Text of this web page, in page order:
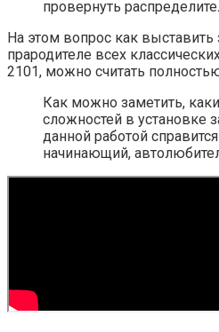
провернуть
На этом вопрос как
прародителе всех
2101, можно считать
Как можно заметить,
сложностей в установке
данной работой
начинающий,